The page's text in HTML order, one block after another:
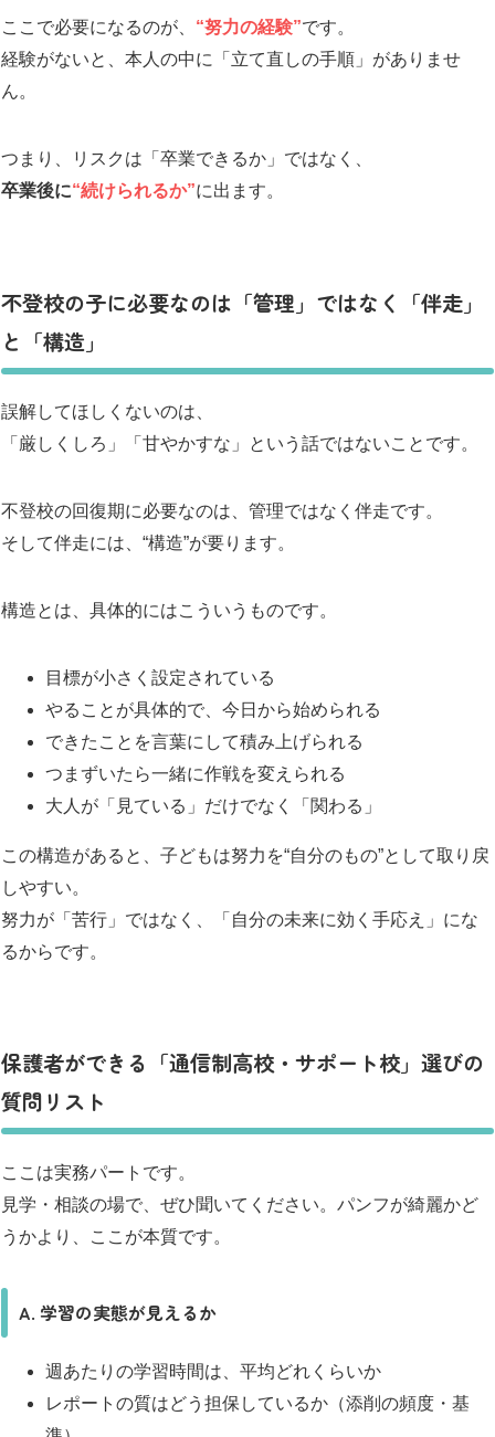
ここで必要になるのが、 “努力の経験”です。
経験がないと、本人の中に「立て直しの手順」がありませ
ん。
つまり、リスクは「卒業できるか」ではなく、
卒業後に“続けられるか”に出ます。
不登校の子に必要なのは「管理」ではなく「伴走」
と「構造」
誤解してほしくないのは、
「厳しくしろ」「甘やかすな」という話ではないことです。
不登校の回復期に必要なのは、管理ではなく伴走です。
そして伴走には、“構造”が要ります。
構造とは、具体的にはこういうものです。
目標が小さく設定されている
やることが具体的で、今日から始められる
できたことを言葉にして積み上げられる
つまずいたら一緒に作戦を変えられる
大人が「見ている」だけでなく「関わる」
この構造があると、子どもは努力を“自分のもの”として取り戻
しやすい。
努力が「苦行」ではなく、「自分の未来に効く手応え」にな
るからです。
保護者ができる「通信制高校・サポート校」選びの
質問リスト
ここは実務パートです。
見学・相談の場で、ぜひ聞いてください。パンフが綺麗かど
うかより、ここが本質です。
A. 学習の実態が見えるか
週あたりの学習時間は、平均どれくらいか
レポートの質はどう担保しているか（添削の頻度・基